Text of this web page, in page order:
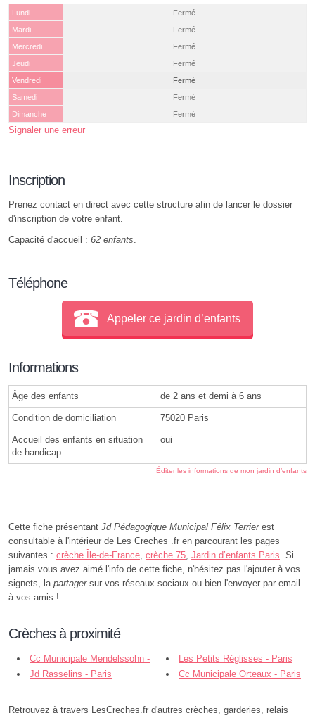
Lundi
Fermé
Mardi
Fermé
Mercredi
Fermé
Jeudi
Fermé
Vendredi
Fermé
Samedi
Fermé
Dimanche
Fermé
Signaler une erreur
Inscription
Prenez contact en direct avec cette structure afin de lancer le dossier
d'inscription de votre enfant.
Capacité d'accueil : 62 enfants.
Téléphone
Appeler ce jardin d’enfants
Informations
Âge des enfants de 2 ans et demi à 6 ans
Condition de domiciliation 75020 Paris
Accueil des enfants en situation
de handicap
oui
Éditer les informations de mon jardin d’enfants
Cette fiche présentant Jd Pédagogique Municipal Félix Terrierest
consultable à l'intérieur de Les Creches .fr en parcourant les pages
suivantes : crèche Île-de-France, crèche 75, Jardin d’enfants Paris. Si
jamais vous avez aimé l'info de cette fiche, n'hésitez pas l'ajouter à vos
signets, la partagersur vos réseaux sociaux ou bien l'envoyer par email
à vos amis !
Crèches à proximité
Cc Municipale Mendelssohn -
Paris
Les Petits Réglisses - Paris
Jd Rasselins - Paris
Cc Municipale Orteaux - Paris
Retrouvez à travers LesCreches.fr d'autres crèches, garderies, relais